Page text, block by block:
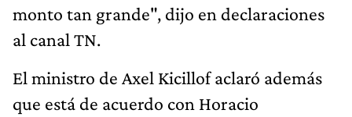
monto tan grande", dijo en declaraciones
al canal TN.
El ministro de Axel Kicillof aclaró además
que está de acuerdo con Horacio